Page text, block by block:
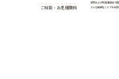
ご相談 ・ お見積無料
紋別および北海道全域で調
どんな些細なことでもお気